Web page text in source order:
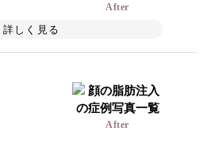
After
詳しく見る
After